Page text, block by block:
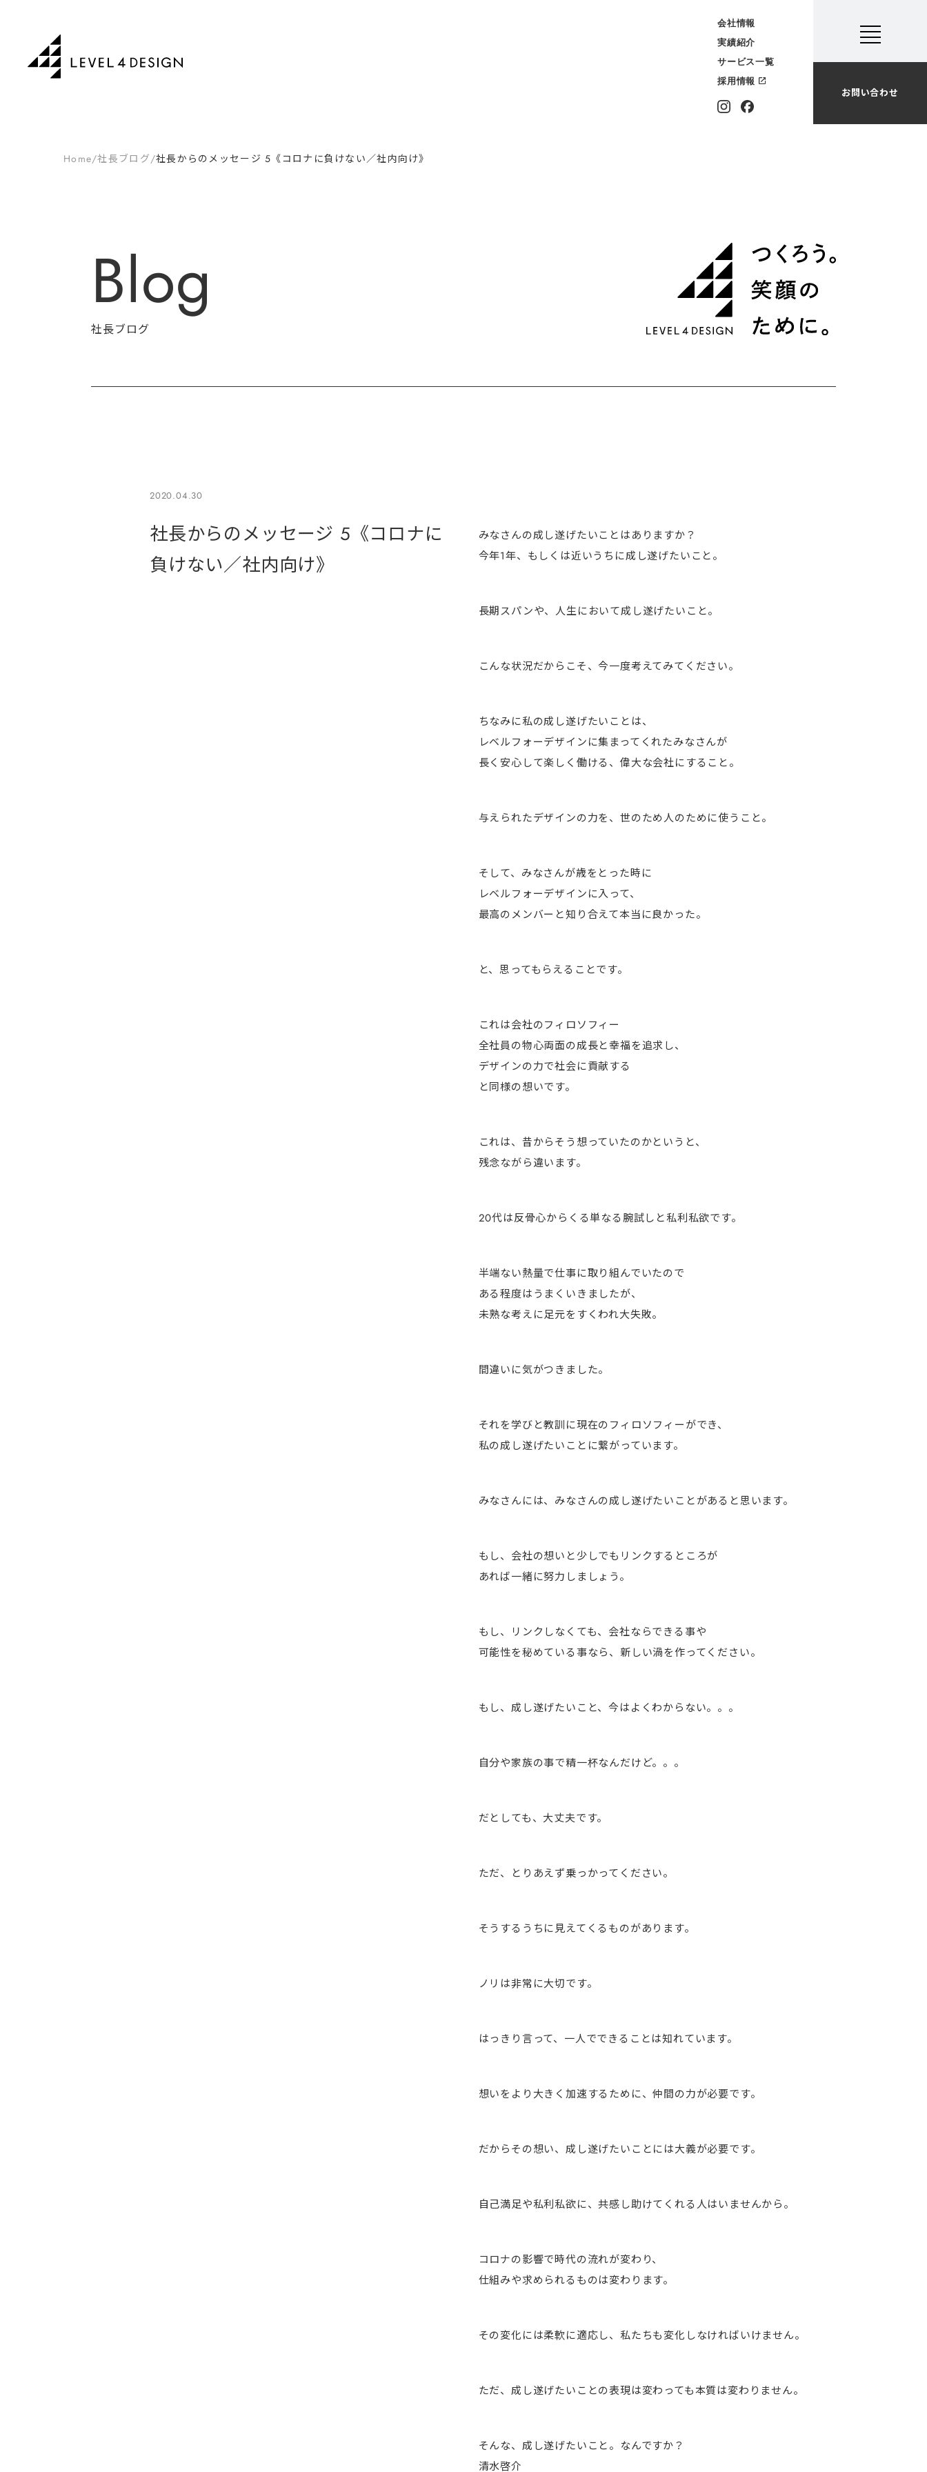
会社情報
実績紹介
サービス一覧
採用情報
お問い合わせ
Home/社長ブログ/社長からのメッセージ 5《コロナに負けない／社内向け》
Blog
社長ブログ
2020.04.30
社長からのメッセージ 5《コロナに
負けない／社内向け》
みなさんの成し遂げたいことはありますか？
今年1年、もしくは近いうちに成し遂げたいこと。
長期スパンや、人生において成し遂げたいこと。
こんな状況だからこそ、今一度考えてみてください。
ちなみに私の成し遂げたいことは、
レベルフォーデザインに集まってくれたみなさんが
長く安心して楽しく働ける、偉大な会社にすること。
与えられたデザインの力を、世のため人のために使うこと。
そして、みなさんが歳をとった時に
レベルフォーデザインに入って、
最高のメンバーと知り合えて本当に良かった。
と、思ってもらえることです。
これは会社のフィロソフィー
全社員の物心両面の成長と幸福を追求し、
デザインの力で社会に貢献する
と同様の想いです。
これは、昔からそう想っていたのかというと、
残念ながら違います。
20代は反骨心からくる単なる腕試しと私利私欲です。
半端ない熱量で仕事に取り組んでいたので
ある程度はうまくいきましたが、
未熟な考えに足元をすくわれ大失敗。
間違いに気がつきました。
それを学びと教訓に現在のフィロソフィーができ、
私の成し遂げたいことに繋がっています。
みなさんには、みなさんの成し遂げたいことがあると思います。
もし、会社の想いと少しでもリンクするところが
あれば一緒に努力しましょう。
もし、リンクしなくても、会社ならできる事や
可能性を秘めている事なら、新しい渦を作ってください。
もし、成し遂げたいこと、今はよくわからない。。。
自分や家族の事で精一杯なんだけど。。。
だとしても、大丈夫です。
ただ、とりあえず乗っかってください。
そうするうちに見えてくるものがあります。
ノリは非常に大切です。
はっきり言って、一人でできることは知れています。
想いをより大きく加速するために、仲間の力が必要です。
だからその想い、成し遂げたいことには大義が必要です。
自己満足や私利私欲に、共感し助けてくれる人はいませんから。
コロナの影響で時代の流れが変わり、
仕組みや求められるものは変わります。
その変化には柔軟に適応し、私たちも変化しなければいけません。
ただ、成し遂げたいことの表現は変わっても本質は変わりません。
そんな、成し遂げたいこと。なんですか？
清水啓介